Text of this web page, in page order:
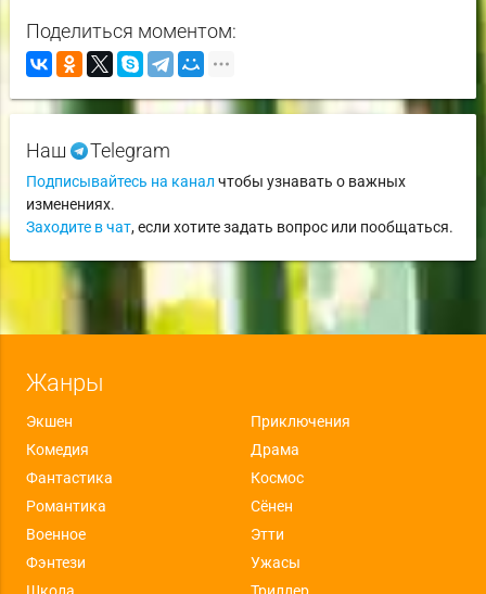
Поделиться моментом:
Наш Telegram
Подписывайтесь на канал чтобы узнавать о важных
изменениях.
Заходите в чат, если хотите задать вопрос или пообщаться.
Жанры
Экшен
Приключения
Комедия
Драма
Фантастика
Космос
Романтика
Сёнен
Военное
Этти
Фэнтези
Ужасы
Школа
Триллер